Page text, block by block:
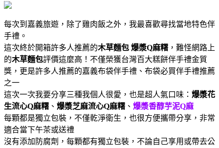
每次到嘉義旅遊，除了雞肉飯之外，我最喜歡尋找當地特色伴
手禮。
這次終於開箱許多人推薦的木草麵包 爆漿Q麻糬 ，難怪網路上
的木草麵包評價這麼高！不僅榮獲台灣百大糕餅伴手禮金質
獎，更是許多人推薦的嘉義布袋伴手禮、布袋必買伴手禮推薦
之一
這次一次我要分享三種我個人很愛，也是超人氣口味： 爆漿花
生流心Q麻糬 、 爆漿芝麻流心Q麻糬 、 爆漿香醇芋泥Q麻
每顆都是獨立包裝，不僅乾淨衛生，也很方便攜帶分享，非常
適合當下午茶或送禮
沒有添加防腐劑，每顆都有獨立包裝，不論自己享用或帶去公